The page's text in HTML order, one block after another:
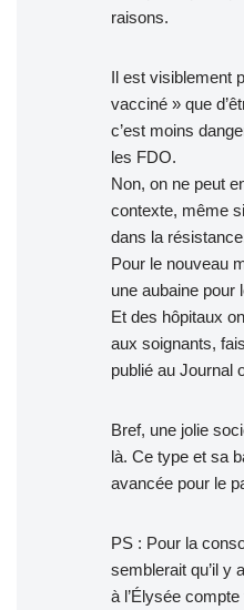
raisons.
Il est visiblement
vacciné » que
c’est moins
les FDO.
Non, on ne peut
contexte, même
dans la
Pour le nouveau
une aubaine pour
Et des hôpitaux
aux soignants,
publié au Journal
Bref, une jolie
là. Ce type et sa
avancée pour le
PS : Pour la
semblerait qu’il y
à l’Élysée